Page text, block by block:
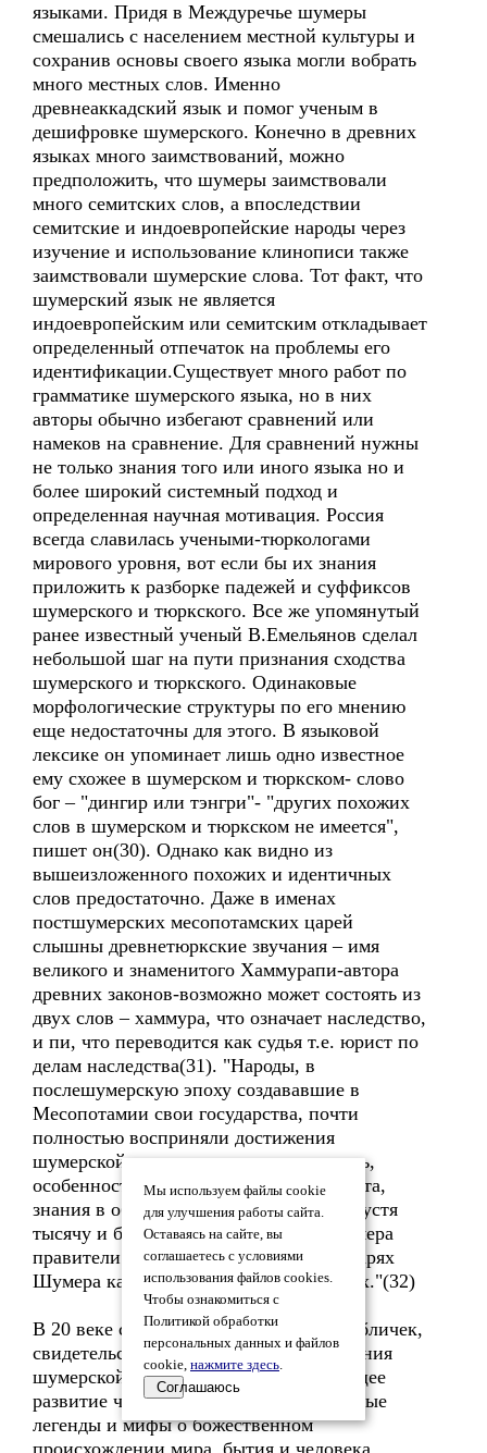
языками. Придя в Междуречье шумеры
смешались с населением местной культуры и
сохранив основы своего языка могли вобрать
много местных слов. Именно
древнеаккадский язык и помог ученым в
дешифровке шумерского. Конечно в древних
языках много заимствований, можно
предположить, что шумеры заимствовали
много семитских слов, а впоследствии
семитские и индоевропейские народы через
изучение и использование клинописи также
заимствовали шумерские слова. Тот факт, что
шумерский язык не является
индоевропейским или семитским откладывает
определенный отпечаток на проблемы его
идентификации.Существует много работ по
грамматике шумерского языка, но в них
авторы обычно избегают сравнений или
намеков на сравнение. Для сравнений нужны
не только знания того или иного языка но и
более широкий системный подход и
определенная научная мотивация. Россия
всегда славилась учеными-тюркологами
мирового уровня, вот если бы их знания
приложить к разборке падежей и суффиксов
шумерского и тюркского. Все же упомянутый
ранее известный ученый В.Емельянов сделал
небольшой шаг на пути признания сходства
шумерского и тюркского. Одинаковые
морфологические структуры по его мнению
еще недостаточны для этого. В языковой
лексике он упоминает лишь одно известное
ему схожее в шумерском и тюркском- слово
бог – "дингир или тэнгри"- "других похожих
слов в шумерском и тюркском не имеется",
пишет он(30). Однако как видно из
вышеизложенного похожих и идентичных
слов предостаточно. Даже в именах
постшумерских месопотамских царей
слышны древнетюркские звучания – имя
великого и знаменитого Хаммурапи-автора
древних законов-возможно может состоять из
двух слов – хаммура, что означает наследство,
и пи, что переводится как судья т.е. юрист по
делам наследства(31). "Народы, в
послешумерскую эпоху создававшие в
Месопотамии свои государства, почти
полностью восприняли достижения
шумерской культуры – ее письменность,
особенности архитектуры, систему счета,
знания в области астрономии и т.д. Спустя
тысячу и более лет после падения Шумера
правители Месопотамии говорили о царях
Шумера как о своих предшественниках."(32)
В 20 веке стали известны тексты из табличек,
свидетельствовавшие о духовном влияния
шумерской культуры на все последующее
развитие человечества. Многие основные
легенды и мифы о божественном
происхождении мира, бытия и человека
Мы используем файлы cookie
для улучшения работы сайта.
Оставаясь на сайте, вы
соглашаетесь с условиями
использования файлов cookies.
Чтобы ознакомиться с
Политикой обработки
персональных данных и файлов
cookie, нажмите здесь.
Соглашаюсь